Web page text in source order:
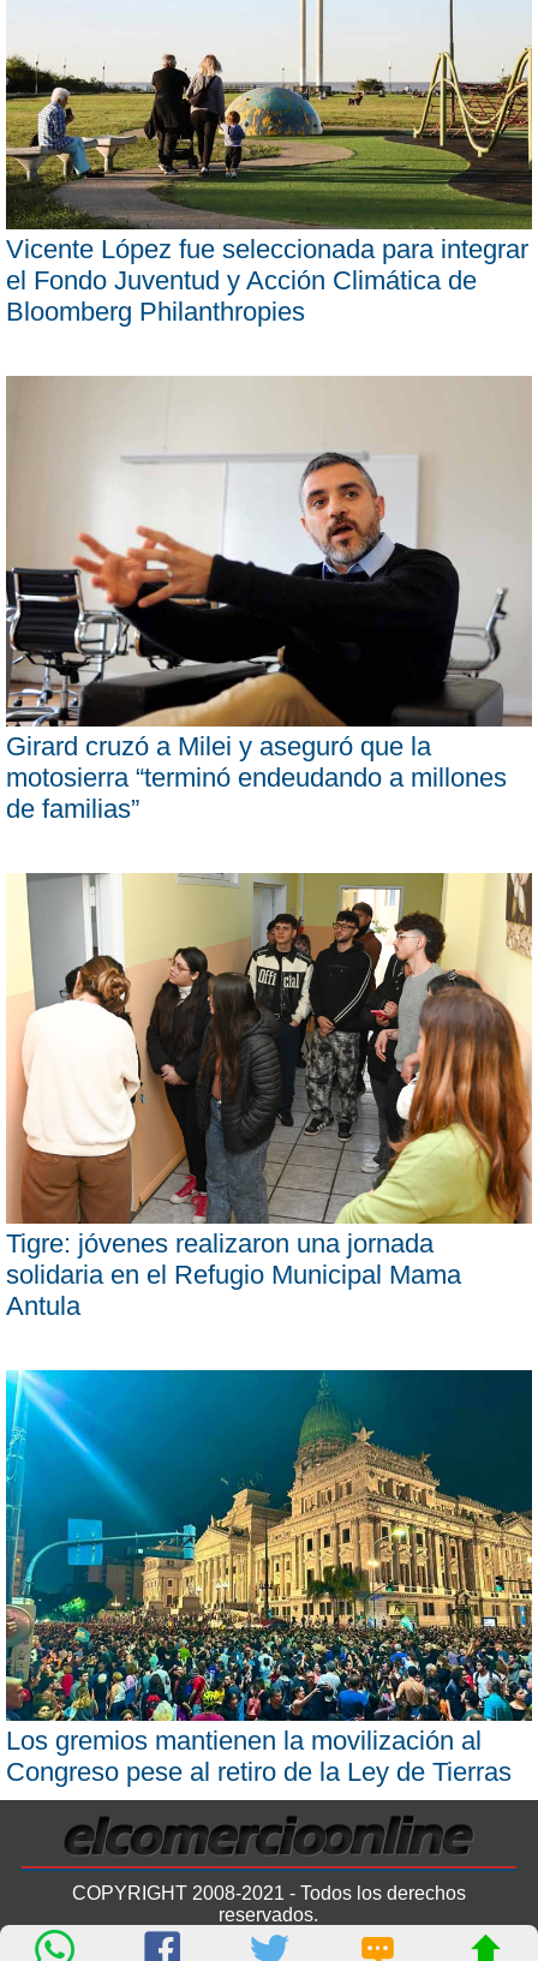
Vicente López fue seleccionada para integrar
el Fondo Juventud y Acción Climática de
Bloomberg Philanthropies
Girard cruzó a Milei y aseguró que la
motosierra “terminó endeudando a millones
de familias”
Tigre: jóvenes realizaron una jornada
solidaria en el Refugio Municipal Mama
Antula
Los gremios mantienen la movilización al
Congreso pese al retiro de la Ley de Tierras
COPYRIGHT 2008-2021 - Todos los derechos
reservados.